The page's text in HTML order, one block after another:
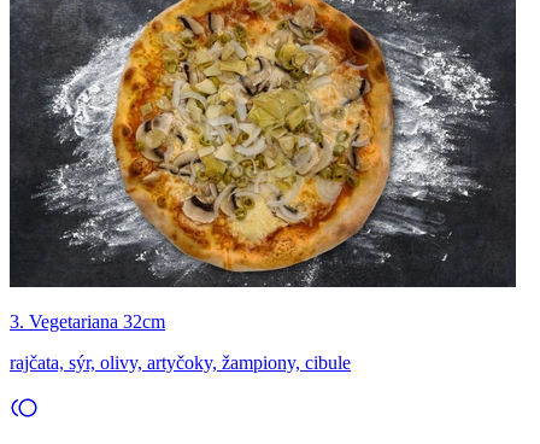
3. Vegetariana 32cm
rajčata, sýr, olivy, artyčoky, žampiony, cibule